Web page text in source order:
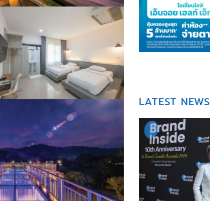
LATEST NEWS